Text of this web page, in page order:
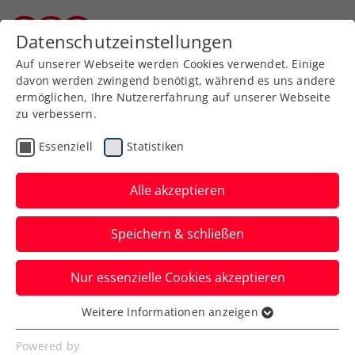
Aktuelle News
News filtern
Datenschutzeinstellungen
Auf unserer Webseite werden Cookies verwendet. Einige
davon werden zwingend benötigt, während es uns andere
ermöglichen, Ihre Nutzererfahrung auf unserer Webseite
zu verbessern.
Essenziell Statistiken
Alle akzeptieren
Speichern & schließen
Nur essenzielle Cookies akzeptieren
Essenziell
Essenzielle Cookies werden für grundlegende
Weitere Informationen anzeigen
Powered by